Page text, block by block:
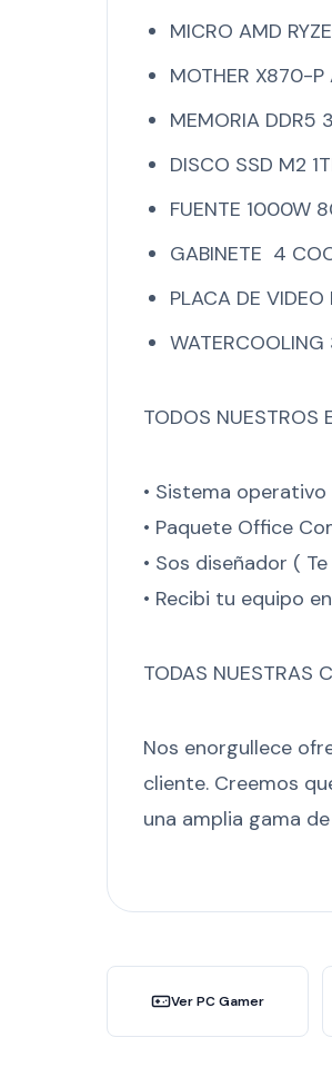
MICRO AMD
MOTHER X870-P
MEMORIA DDR5
DISCO SSD M2
FUENTE 1000W
GABINETE 4
PLACA DE
TODOS NUESTROS
• Sistema
• Paquete Office
• Sos diseñador (
• Recibi tu equipo
TODAS NUESTRAS
Nos enorgullece
cliente. Creemos
una amplia gama
Ver PC Gamer